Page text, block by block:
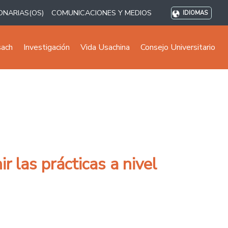
COMUNICACIONES Y MEDIOS IDIOMAS
Investigación Vida Usachina Consejo Universitario
las prácticas a nivel